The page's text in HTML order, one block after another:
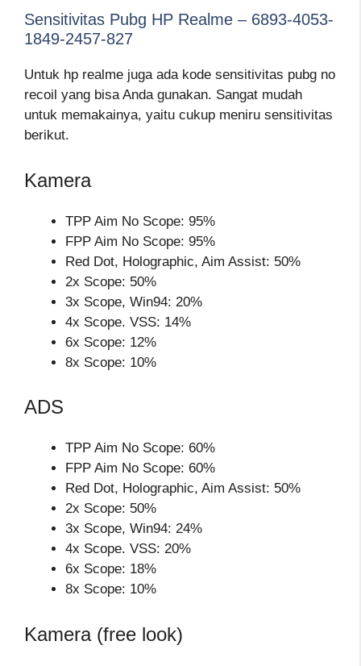
Sensitivitas Pubg HP Realme – 6893-4053-
1849-2457-827
Untuk hp realme juga ada kode sensitivitas pubg no
recoil yang bisa Anda gunakan. Sangat mudah
untuk memakainya, yaitu cukup meniru sensitivitas
berikut.
Kamera
TPP Aim No Scope: 95%
FPP Aim No Scope: 95%
Red Dot, Holographic, Aim Assist: 50%
2x Scope: 50%
3x Scope, Win94: 20%
4x Scope. VSS: 14%
6x Scope: 12%
8x Scope: 10%
ADS
TPP Aim No Scope: 60%
FPP Aim No Scope: 60%
Red Dot, Holographic, Aim Assist: 50%
2x Scope: 50%
3x Scope, Win94: 24%
4x Scope. VSS: 20%
6x Scope: 18%
8x Scope: 10%
Kamera (free look)